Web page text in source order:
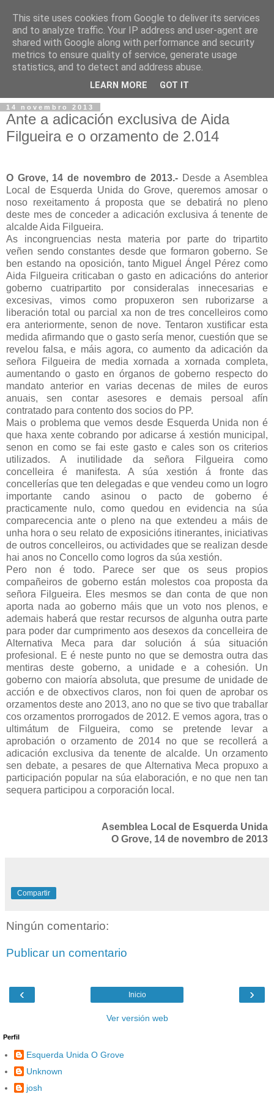
14 novembro 2013
Ante a adicación exclusiva de Aida
Filgueira e o orzamento de 2.014
O Grove, 14 de novembro de 2013.- Desde a Asemblea
Local de Esquerda Unida do Grove, queremos amosar o
noso rexeitamento á proposta que se debatirá no pleno
deste mes de conceder a adicación exclusiva á tenente de
alcalde Aida Filgueira.
As incongruencias nesta materia por parte do tripartito
veñen sendo constantes desde que formaron goberno. Se
ben estando na oposición, tanto Miguel Ángel Pérez como
Aida Filgueira criticaban o gasto en adicacións do anterior
goberno cuatripartito por consideralas innecesarias e
excesivas, vimos como propuxeron sen ruborizarse a
liberación total ou parcial xa non de tres concelleiros como
era anteriormente, senon de nove. Tentaron xustificar esta
medida afirmando que o gasto sería menor, cuestión que se
revelou falsa, e máis agora, co aumento da adicación da
señora Filgueira de media xornada a xornada completa,
aumentando o gasto en órganos de goberno respecto do
mandato anterior en varias decenas de miles de euros
anuais, sen contar asesores e demais persoal afín
contratado para contento dos socios do PP.
Mais o problema que vemos desde Esquerda Unida non é
que haxa xente cobrando por adicarse á xestión municipal,
senon en como se fai este gasto e cales son os criterios
utilizados. A inutilidade da señora Filgueira como
concelleira é manifesta. A súa xestión á fronte das
concellerías que ten delegadas e que vendeu como un logro
importante cando asinou o pacto de goberno é
practicamente nulo, como quedou en evidencia na súa
comparecencia ante o pleno na que extendeu a máis de
unha hora o seu relato de exposicións itinerantes, iniciativas
de outros concelleiros, ou actividades que se realizan desde
hai anos no Concello como logros da súa xestión.
Pero non é todo. Parece ser que os seus propios
compañeiros de goberno están molestos coa proposta da
señora Filgueira. Eles mesmos se dan conta de que non
aporta nada ao goberno máis que un voto nos plenos, e
ademais haberá que restar recursos de algunha outra parte
para poder dar cumprimento aos desexos da concelleira de
Alternativa Meca para dar solución á súa situación
profesional. E é neste punto no que se demostra outra das
mentiras deste goberno, a unidade e a cohesión. Un
goberno con maioría absoluta, que presume de unidade de
acción e de obxectivos claros, non foi quen de aprobar os
orzamentos deste ano 2013, ano no que se tivo que traballar
cos orzamentos prorrogados de 2012. E vemos agora, tras o
ultimátum de Filgueira, como se pretende levar a
aprobación o orzamento de 2014 no que se recollerá a
adicación exclusiva da tenente de alcalde. Un orzamento
sen debate, a pesares de que Alternativa Meca propuxo a
participación popular na súa elaboración, e no que nen tan
sequera participou a corporación local.
Asemblea Local de Esquerda Unida
O Grove, 14 de novembro de 2013
Compartir
Ningún comentario:
Publicar un comentario
‹ ›
Inicio
Ver versión web
Perfil
Esquerda Unida O Grove
Unknown
josh
This site uses cookies from Google to deliver its services
and to analyze traffic. Your IP address and user-agent are
shared with Google along with performance and security
metrics to ensure quality of service, generate usage
statistics, and to detect and address abuse.
LEARN MORE GOT IT